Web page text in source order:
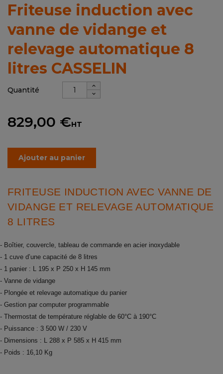
Friteuse induction avec
vanne de vidange et
relevage automatique 8
litres CASSELIN
Quantité
829,00 €HT
Ajouter au panier
FRITEUSE INDUCTION AVEC VANNE DE
VIDANGE ET RELEVAGE AUTOMATIQUE
8 LITRES
- Boîtier, couvercle, tableau de commande en acier inoxydable
- 1 cuve d’une capacité de 8 litres
- 1 panier : L 195 x P 250 x H 145 mm
- Vanne de vidange
- Plongée et relevage automatique du panier
- Gestion par computer programmable
- Thermostat de température réglable de 60°C à 190°C
- Puissance : 3 500 W / 230 V
- Dimensions : L 288 x P 585 x H 415 mm
- Poids : 16,10 Kg